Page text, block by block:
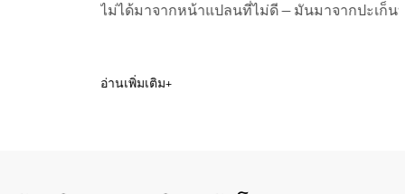
ไม่ได้มาจากหน้าแปลนที่ไม่ดี — มันมาจากปะเก็นที...